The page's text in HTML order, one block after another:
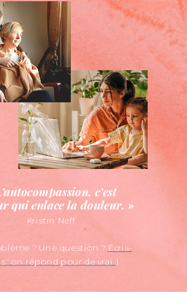
c’est
qui enlace la douleur. »
Kristin Neff
? Une question ? Écris-
: on répond pour de vrai :)